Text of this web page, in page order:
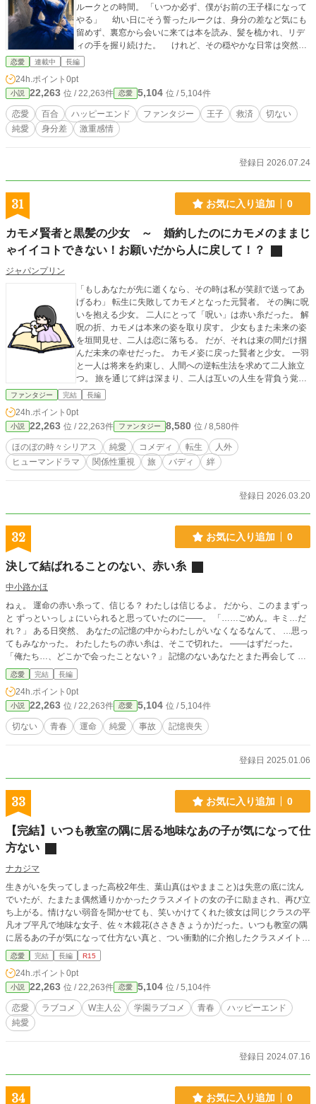
ルークとの時間。 「いつか必ず、僕がお前の王子様になって
やる」 幼い日にそう誓ったルークは、身分の差など気にも
留めず、裏窓から会いに来ては本を読み、髪を梳かれ、リデ
ィの手を握り続けた。 けれど、その穏やかな日常は突然終
わりを告げる。 森の神「神鹿」に選ばれた証――『花痣』
身体を侵し、人としての記憶や感情を奪っていく。愛する人
を傷つけたくない。 そう願ったリディは、想いを告げない
まま姿を消した。 残されたのは、彼女が密かに綴っていた
日記帳だけ。 そこに記されていたのは、ルークへの痛いほ
ど一途な愛情と、誰にも言えなかった本当の願いだった。
になろうとした少女。 これは、神様に奪われた花嫁を取り
※切ない恋と救済を描く物語です。 安心して最後までお読み
◆ 神に奪われた少女を取り戻す「王子様」の物語 本作の主
人公は、姫ではありません。 愛する人を救うため、剣を取
人を取り戻そうとする彼女の戦いを描きます。 ◆ 積み重ね
られる幸福が、後半の切なさを加速させる 焼き菓子を半分
こする。 髪を梳く。 膝枕をする。 騎士物語を読み聞かせ
る。 そんな何気ない日常が丁寧に積み重ねられるからこ
そ、失われていく時間の尊さが胸に迫ります。 「失われるこ
とが前提の幸福」が好きな方におすすめです。 ◆ 日記によ
って明かされる、もう一人の主人公の本心 物語の途中で挿
入されるリディの日記。 そこには、表では決して語られな
い孤独や劣等感、そしてルークへの深い愛情が綴られていま
す。 読者だけが知る本音が、二人の物語をより切なく、よ
り美しく彩ります。
恋愛 連載中 長編
24h.ポイント 0pt
小説 22,263 位 / 22,263件 恋愛 5,104 位 / 5,104件
恋愛 百合 ハッピーエンド ファンタジー 王子 救済
切ない
純愛
身分差 激重感情
登録日 2026.07.24
31 お気に入り追加 0
カモメ賢者と黒髪の少女 ～ 婚約したのにカモメのままじ
ゃイイコトできない！お願いだから人に戻して！？
ジャパンプリン
「もしあなたが先に逝くなら、その時は私が笑顔で送ってあ
げるわ」 転生に失敗してカモメとなった元賢者。 その胸に呪
いを抱える少女。 二人にとって「呪い」は赤い糸だった。 解
呪の折、カモメは本来の姿を取り戻す。 少女もまた未来の姿
を垣間見せ、二人は恋に落ちる。 だが、それは束の間だけ掴
んだ未来の幸せだった。 カモメ姿に戻った賢者と少女。 一羽
と一人は将来を約束し、人間への逆転生法を求めて二人旅立
つ。 旅を通じて絆は深まり、二人は互いの人生を背負う覚悟
を固める。 カモメと少女の織りなす、寄り添う夫婦めいた距
賢者と黒髪の少女が真の番（つがい）になるまでの、 少し不
思議で、どこか懐かしい旅物語。
ファンタジー 完結 長編
24h.ポイント 0pt
小説 22,263 位 / 22,263件 ファンタジー 8,580 位 / 8,580件
ほのぼの時々シリアス 純愛 コメディ 転生
人外
ヒューマンドラマ
関係性重視 旅 バディ 絆
登録日 2026.03.20
32 お気に入り追加 0
決して結ばれることのない、赤い糸
中小路かほ
ねぇ。 運命の赤い糸って、信じる？ わたしは信じるよ。 だから、このままずっ
と ずっといっしょにいられると思っていたのに――。 「……ごめん。キミ…だ
れ？」 ある日突然、 あなたの記憶の中からわたしがいなくなるなんて、 …思っ
てもみなかった。 わたしたちの赤い糸は、そこで切れた。 ――はずだった。
「俺たち…、どこかで会ったことない？」 記憶のないあなたとまた再会して も
う一度、赤い糸を信じてしまった。 だって、あなたと二度も巡り会えたんだか
ら。 あなたがわたしを忘れていても、 わたしはあなたを覚えている。 ――だか
ら。 あなたのこと、好きのままでいいですか？ 赤い糸に導かれたわたしたち
に、 …残酷な運命が待ち受けているとも知らずに。
恋愛 完結 長編
24h.ポイント 0pt
小説 22,263 位 / 22,263件 恋愛 5,104 位 / 5,104件
切ない 青春 運命 純愛 事故 記憶喪失
登録日 2025.01.06
33 お気に入り追加 0
【完結】いつも教室の隅に居る地味なあの子が気になって仕
方ない
ナカジマ
生きがいを失ってしまった高校2年生、葉山真(はやままこと)は失意の底に沈ん
でいたが、たまたま偶然通りかかったクラスメイトの女の子に励まされ、再び立
ち上がる。情けない弱音を聞かせても、笑いかけてくれた彼女は同じクラスの平
凡オブ平凡で地味な女子、佐々木鏡花(ささききょうか)だった。いつも教室の隅
に居るあの子が気になって仕方ない真と、つい衝動的に介抱したクラスメイト
で、人気者のイケメン男子に好意を寄せられて対応に困る鏡花。そんな2人は真
の幼馴染や友人達に見守られながら、ちょっとずつ不器用ながらも接近して行
く。 眼鏡を外すと実は美人？実はスタイルが良い？なんてテンプレ展開は無
く、本当に地味な少女と平凡な恋愛を繰り広げていく… 付き合う事がゴールじ
ゃなくて、付き合った後こそが本番。その先にある楽しい事、悩ましい事。そん
な様々な2人の想いと、平凡な恋愛模様を綴ったごく普通の恋物語。
恋愛 完結 長編 R15
24h.ポイント 0pt
小説 22,263 位 / 22,263件 恋愛 5,104 位 / 5,104件
恋愛 ラブコメ W主人公 学園ラブコメ 青春
ハッピーエンド
純愛
登録日 2024.07.16
34 お気に入り追加 0